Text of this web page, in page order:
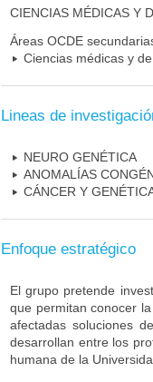
CIENCIAS MÉDICAS Y
Áreas OCDE
Ciencias médicas y
Lineas de
NEURO GENÉTICA
ANOMALÍAS
CÁNCER Y
Enfoque estratégico
El grupo pretende
que permitan conocer
afectadas soluciones
desarrollan entre los
humana de la